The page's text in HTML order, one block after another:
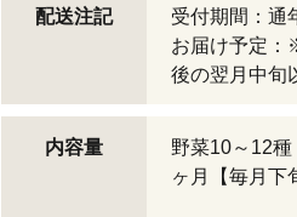
配送注記
受付期間：通
お届け予定：
後の翌月中旬
内容量
野菜10～12
ヶ月【毎月